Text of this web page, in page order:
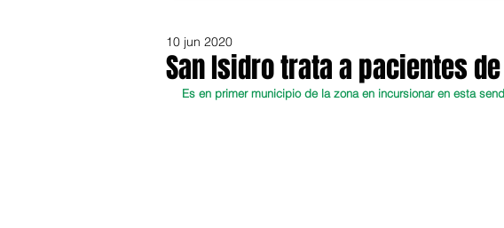
San Isidro trata a pacientes de
10 jun 2020
Es en primer municipio de la zona en incursionar en esta